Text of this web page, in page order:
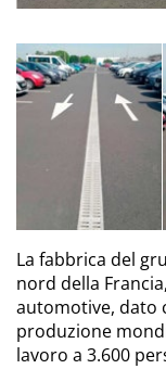
La fabbrica del
nord della
automotive, dato
produzione
lavoro a 3.600